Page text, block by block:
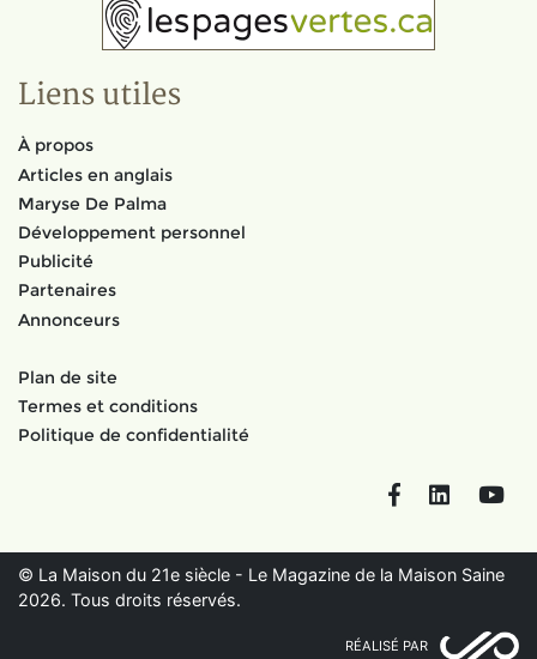
Liens utiles
À propos
Articles en anglais
Maryse De Palma
Développement personnel
Publicité
Partenaires
Annonceurs
Plan de site
Termes et conditions
Politique de confidentialité
FacebookLinkedIn
© La Maison du 21e siècle - Le Magazine de la Maison Saine
2026. Tous droits réservés.
RÉALISÉ PAR